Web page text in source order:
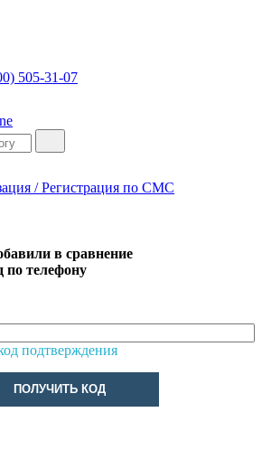
505-31-07
/ Регистрация по СМС
в сравнение
по телефону
подтверждения
ПОЛУЧИТЬ КОД